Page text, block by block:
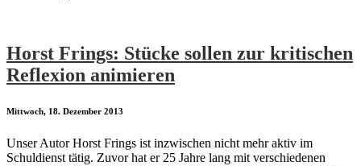
Horst Frings: Stücke sollen zur kritischen
Reflexion animieren
Mittwoch, 18. Dezember 2013
Unser Autor Horst Frings ist inzwischen nicht mehr aktiv im
Schuldienst tätig. Zuvor hat er 25 Jahre lang mit verschiedenen